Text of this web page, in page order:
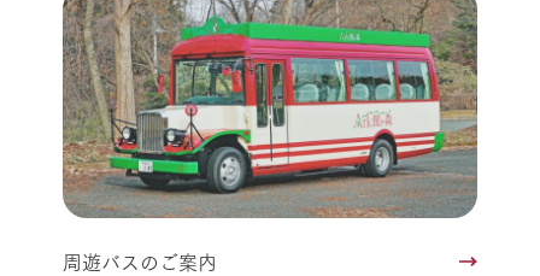
周遊バスのご案内